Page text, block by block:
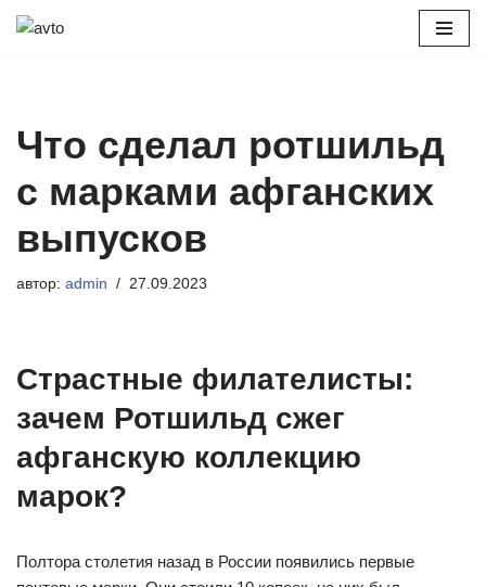
Что сделал ротшильд
с марками афганских
выпусков
автор: admin 27.09.2023
Страстные филателисты:
зачем Ротшильд сжег
афганскую коллекцию
марок?
Полтора столетия назад в России появились первые